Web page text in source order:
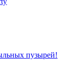
пузырей!